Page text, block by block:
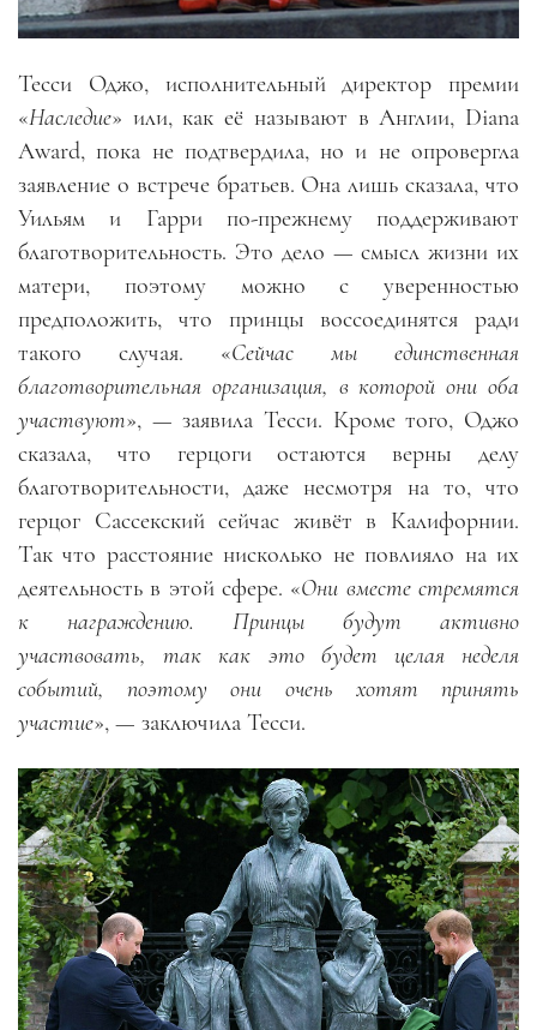
Тесси Оджо, исполнительный директор премии
«Наследие» или, как её называют в Англии, Diana
Award, пока не подтвердила, но и не опровергла
заявление о встрече братьев. Она лишь сказала, что
Уильям и Гарри по-прежнему поддерживают
благотворительность. Это дело — смысл жизни их
матери, поэтому можно с уверенностью
предположить, что принцы воссоединятся ради
такого случая. «Сейчас мы единственная
благотворительная организация, в которой они оба
участвуют», — заявила Тесси. Кроме того, Оджо
сказала, что герцоги остаются верны делу
благотворительности, даже несмотря на то, что
герцог Сассекский сейчас живёт в Калифорнии.
Так что расстояние нисколько не повлияло на их
деятельность в этой сфере. «Они вместе стремятся
к награждению. Принцы будут активно
участвовать, так как это будет целая неделя
событий, поэтому они очень хотят принять
участие», — заключила Тесси.